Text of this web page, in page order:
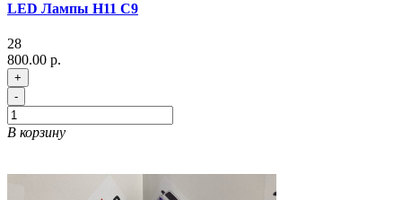
LED Лампы H11 C9
28
800.00 р.
+
-
В корзину